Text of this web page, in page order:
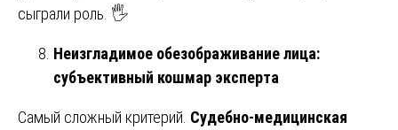
сыграли роль. 🖐️
Неизгладимое обезображивание лица:
субъективный кошмар эксперта
Самый сложный критерий. Судебно-медицинская